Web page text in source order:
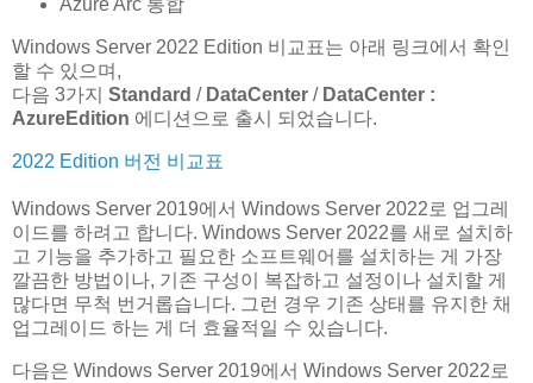
Windows Server 2022 Edition 비교표는 아래 링크에서 확인
할 수 있으며,
다음 3가지 Standard / DataCenter / DataCenter :
AzureEdition 에디션으로 출시 되었습니다.
2022 Edition 버전 비교표
Windows Server 2019에서 Windows Server 2022로 업그레
이드를 하려고 합니다. Windows Server 2022를 새로 설치하
고 기능을 추가하고 필요한 소프트웨어를 설치하는 게 가장
깔끔한 방법이나, 기존 구성이 복잡하고 설정이나 설치할 게
많다면 무척 번거롭습니다. 그런 경우 기존 상태를 유지한 채
업그레이드 하는 게 더 효율적일 수 있습니다.
다음은 Windows Server 2019에서 Windows Server 2022로